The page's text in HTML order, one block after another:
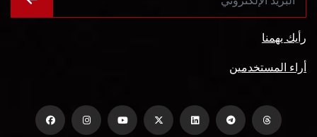
رأيك يهمنا
أراء المستخدمين